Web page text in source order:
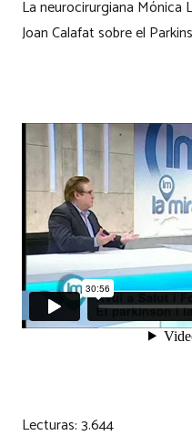
La neurocirurgiana Mónica
Joan Calafat sobre el
Lecturas:3.644